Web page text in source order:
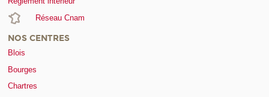
Réseau Cnam
NOS CENTRES
Blois
Bourges
Chartres